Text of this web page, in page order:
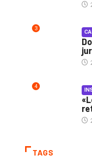
3
4
TAGS